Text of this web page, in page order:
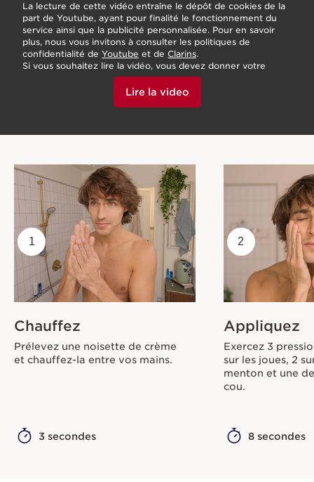
La lecture de cette vidéo entraîne le dépôt de cookies de la
part de Youtube, ayant pour finalité le fonctionnement du
service ainsi que la publicité personnalisée. Pour en savoir
plus, nous vous invitons à consulter les politiques de
confidentialité de Youtube et de Clarins.
Si vous souhaitez lire la vidéo, vous devez donner votre
accord en cliquant ci-dessous.
Lire la video
1
Chauffez
Prélevez une noisette de crème
et chauffez-la entre vos mains.
3 secondes
2
Appliquez
Exercez 3
sur les joues, 2
menton et une
cou.
8 secondes